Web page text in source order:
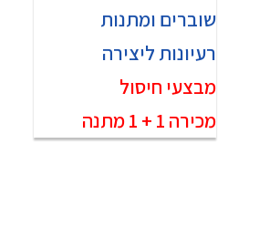
שוברים ומתנות
מבצעי חיסול
רעיונות ליצירה
מכירה 1 + 1 מתנה